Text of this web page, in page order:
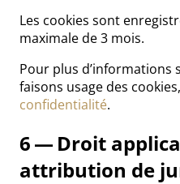
Les cookies sont
maximale de 3 mois.
Pour plus d’informations
faisons usage des
confidentialité.
6 — Droit
attribution de